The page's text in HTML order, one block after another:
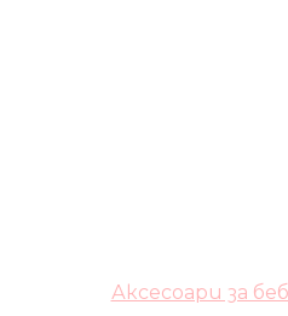
Аксесоари за